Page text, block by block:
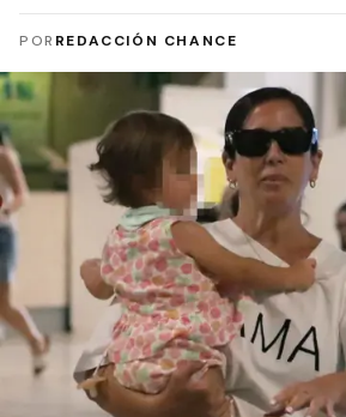
POR REDACCIÓN CHANCE